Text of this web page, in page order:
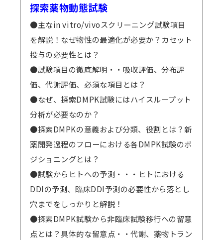
探索薬物動態試験
●主なin vitro/vivoスクリーニング試験項目
を解説！なぜ物性の最適化が必要か？カセット
投与の必要性とは？
●試験項目の徹底解明・・吸収評価、分布評
価、代謝評価、必須な項目とは？
●なぜ、探索DMPK試験にはハイスループット
分析が必要なのか？
●探索DMPKの意義および分類、役割とは？新
薬開発過程のフローにおける各DMPK試験のポ
ジショニングとは？
●試験からヒトへの予測・・・ヒトにおける
DDIの予測、臨床DDI予測の必要性から落とし
穴までをしっかりと解説！
●探索DMPK試験から非臨床試験移行への留意
点とは？具体的な留意点・・代謝、薬物トラン